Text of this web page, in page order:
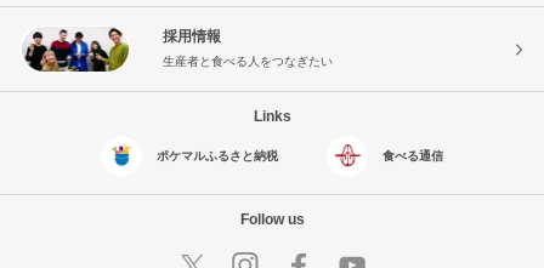
採用情報
生産者と食べる人をつなぎたい
Links
ポケマルふるさと納税 食べる通信
Follow us